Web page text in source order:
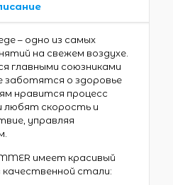
– одно из самых
на свежем воздухе.
главными союзниками
заботятся о здоровье
нравится процесс
любят скорость и
управляя
имеет красивый
качественной стали: